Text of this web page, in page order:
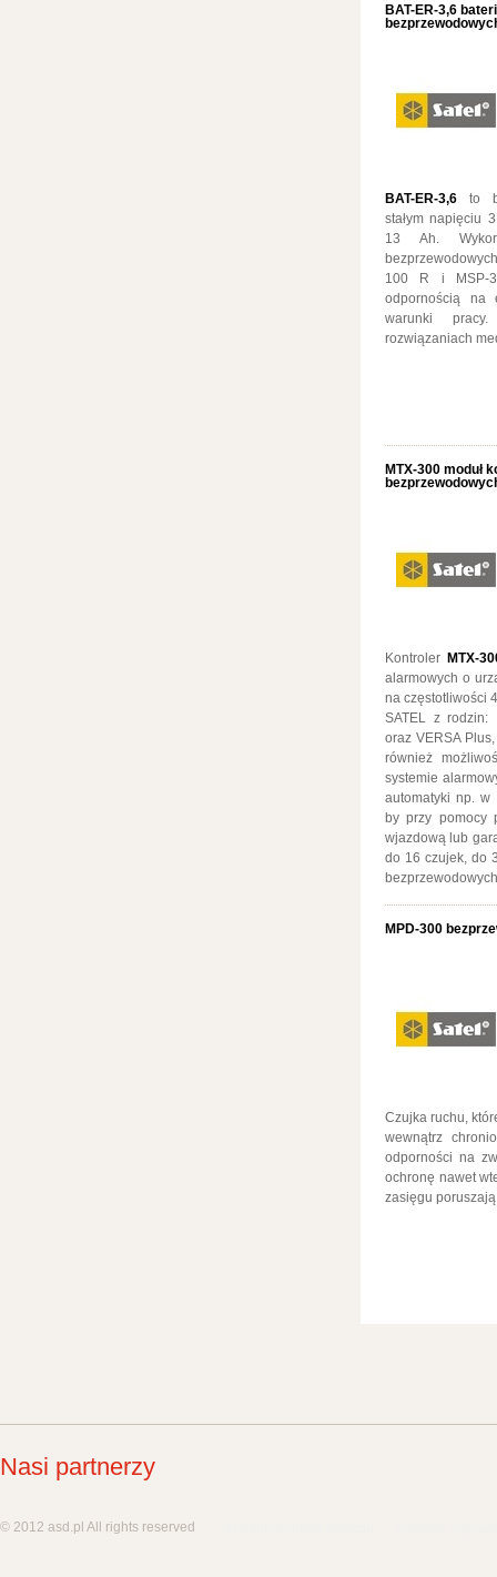
BAT-ER-3,6
BAT-ER-3,6 to
stałym napięciu
13 Ah.
100 R i MSP-
odpornością na
warunki
rozwiązaniach
MTX-300 moduł
Kontroler MTX-
alarmowych o
na częstotliwości
SATEL z rodzin:
oraz VERSA
również
systemie
automatyki np. w
by przy pomocy
wjazdową lub
do 16 czujek, do
MPD-300
Czujka ruchu,
wewnątrz
odporności na
ochronę nawet
zasięgu
Nasi partnerzy
© 2012 asd.pl All rights reserved